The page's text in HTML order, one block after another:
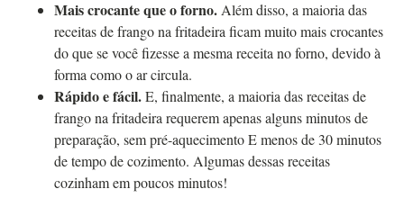
Mais crocante que o forno.Além disso, a maioria das
receitas de frango na fritadeira ficam muito mais crocantes
do que se você fizesse a mesma receita no forno, devido à
forma como o ar circula.
Rápido e fácil.E, finalmente, a maioria das receitas de
frango na fritadeira requerem apenas alguns minutos de
preparação, sem pré-aquecimento E menos de 30 minutos
de tempo de cozimento. Algumas dessas receitas
cozinham em poucos minutos!